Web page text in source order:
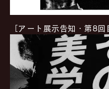
［アート展示告知・第8